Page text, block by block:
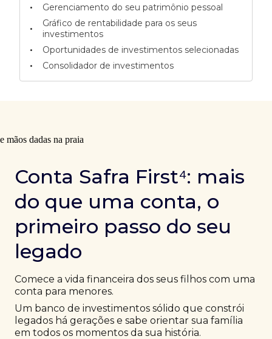
• Gerenciamento do seu patrimônio pessoal
•
Gráfico de rentabilidade para os seus
investimentos
• Oportunidades de investimentos selecionadas
• Consolidador de investimentos
Conta Safra First⁴: mais
do que uma conta, o
primeiro passo do seu
legado
Comece a vida financeira dos seus filhos com uma
conta para menores.
Um banco de investimentos sólido que constrói
legados há gerações e sabe orientar sua família
em todos os momentos da sua história.